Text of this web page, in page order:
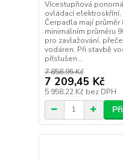
Vícestupňová
ovládací elektroskříní,
Čerpadla mají průměr
minimálním průměru
pro zavlažování,
vodáren. Při stavbě
příslušen...
7 858,95 Kč
7 209,45 Kč
5 958,22 Kč bez DPH